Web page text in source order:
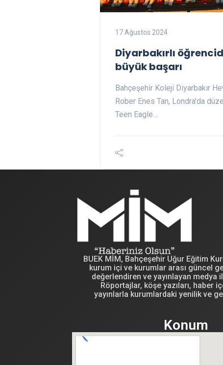
17 Ağustos 2024
Diyarbakırlı
büyük başarı
Bahçeşehir Koleji Diyarbakır
Rober Enes Tan, Londra'da
Teen Eagle…
BUEK MİM, Bahçeşehir Uğur Eğitim
kurum içi ve kurumlar arası güncel
değerlendiren ve yayınlayan medya
Röportajlar, köşe yazıları, haber
yayınlarla kurumlardaki yenilik ve
Konum